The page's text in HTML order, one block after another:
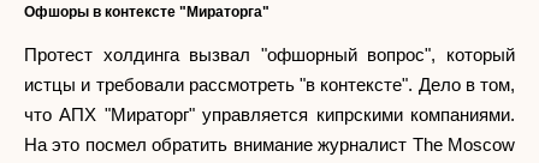
Офшоры в контексте "Мираторга"
Протест холдинга вызвал "офшорный вопрос", который
истцы и требовали рассмотреть "в контексте". Дело в том,
что АПХ "Мираторг" управляется кипрскими компаниями.
На это посмел обратить внимание журналист The Moscow